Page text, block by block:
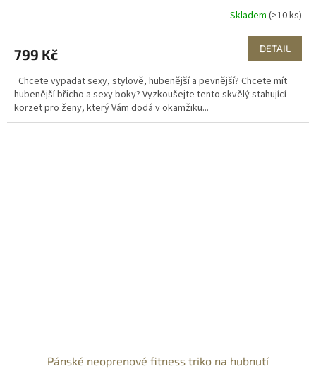
Skladem (>10 ks)
799 Kč DETAIL
Chcete vypadat sexy, stylově, hubenější a pevnější? Chcete mít
hubenější břicho a sexy boky? Vyzkoušejte tento skvělý stahující
korzet pro ženy, který Vám dodá v okamžiku...
Pánské neoprenové fitness triko na hubnutí